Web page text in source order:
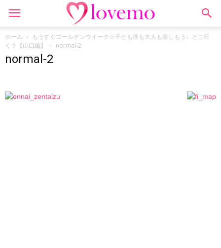
ホーム
もうすぐゴールデンウイーク☆子ども達も大人も楽しもう♩どこ行
く？【山口編】
normal-2
normal-2